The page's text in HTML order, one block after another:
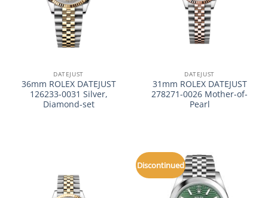
DATEJUST
36mm ROLEX DATEJUST
126233-0031 Silver,
Diamond-set
DATEJUST
31mm ROLEX DATEJUST
278271-0026 Mother-of-
Pearl
Discontinued